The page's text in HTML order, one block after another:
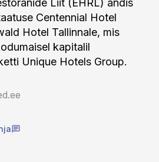
Liit (EHRL) andis
Centennial Hotel
Hotel Tallinnale, mis
kapitalil
Unique Hotels Group.